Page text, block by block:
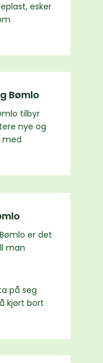
esker
Bømlo
tilbyr
nye og
med
er det
man
på seg
kjørt bort